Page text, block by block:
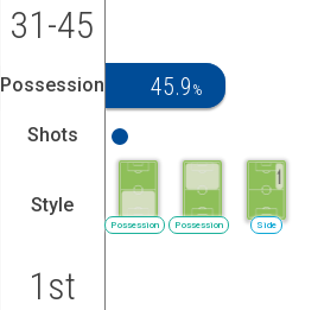
31-45
Possession 45.9 %
Shots
Style
Possession Possession Side
1st